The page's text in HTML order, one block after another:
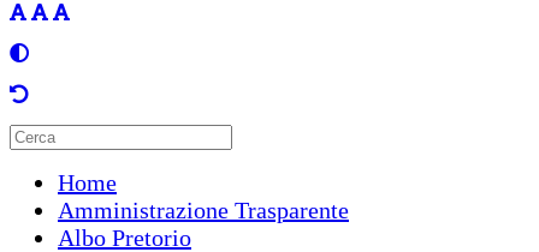
Home
Amministrazione Trasparente
Albo Pretorio